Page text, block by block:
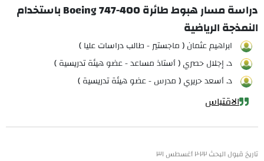
دراسة مسار هبوط طائرة Boeing 747-400 باستخدام
النمذجة الرياضية
ابراهيم عثمان ( ماجستير - طالب دراسات عليا )
د. إجلال حصري ( أستاذ مساعد - عضو هيئة تدريسية )
د. أسعد حريري ( مدرس - عضو هيئة تدريسية )
الاقتباس
تاريخ قبول البحث ٢٠٢٢ أغسطس ٣١